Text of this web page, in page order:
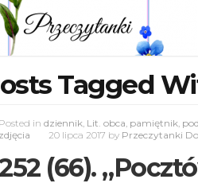
Tagged
Posted in dziennik, Lit. obca, pamiętnik,
zdjęcia
20 lipca 2017 by Przeczytanki
(66).